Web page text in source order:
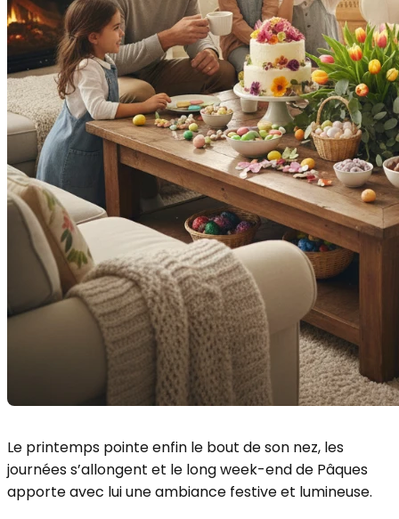
Le printemps pointe enfin le bout de son nez, les
journées s’allongent et le long week-end de Pâques
apporte avec lui une ambiance festive et lumineuse.